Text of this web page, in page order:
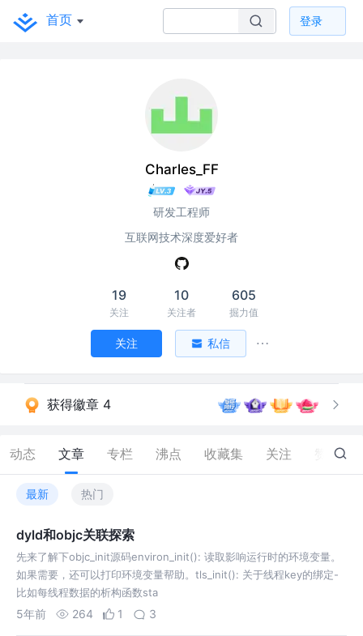
首页 登录
Charles_FF
研发工程师
互联网技术深度爱好者
19
关注
10
关注者
605
掘力值
关注 私信
获得徽章 4
动态 文章 专栏 沸点 收藏集 关注 22
最新 热门
dyld和objc关联探索
先来了解下objc_init源码environ_init(): 读取影响运⾏时的环境变量。
如果需要，还可以打印环境变量帮助。tls_init(): 关于线程key的绑定-
⽐如每线程数据的析构函数sta
5年前 264 1 3